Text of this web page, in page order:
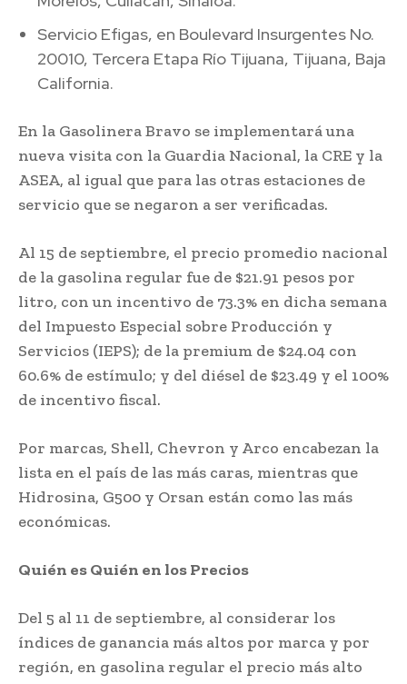
Servicio Efigas, en Boulevard Insurgentes No.
20010, Tercera Etapa Río Tijuana, Tijuana, Baja
California.
En la Gasolinera Bravo se implementará una
nueva visita con la Guardia Nacional, la CRE y la
ASEA, al igual que para las otras estaciones de
servicio que se negaron a ser verificadas.
Al 15 de septiembre, el precio promedio nacional
de la gasolina regular fue de $21.91 pesos por
litro, con un incentivo de 73.3% en dicha semana
del Impuesto Especial sobre Producción y
Servicios (IEPS); de la premium de $24.04 con
60.6% de estímulo; y del diésel de $23.49 y el 100%
de incentivo fiscal.
Por marcas, Shell, Chevron y Arco encabezan la
lista en el país de las más caras, mientras que
Hidrosina, G500 y Orsan están como las más
económicas.
Quién es Quién en los Precios
Del 5 al 11 de septiembre, al considerar los
índices de ganancia más altos por marca y por
región, en gasolina regular el precio más alto